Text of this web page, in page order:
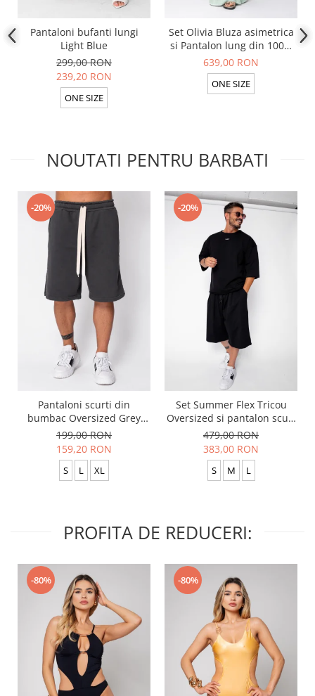
Pantaloni bufanti lungi
Light Blue
299,00 RON
239,20 RON
ONE SIZE
Set Olivia Bluza asimetrica
si Pantalon lung din 100%
in Light Olive
639,00 RON
ONE SIZE
NOUTATI PENTRU BARBATI
-20%
Pantaloni scurti din
bumbac Oversized Grey
Anthracite
199,00 RON
159,20 RON
S L XL
-20%
Set Summer Flex Tricou
Oversized si pantalon scurt
Baggy Black
479,00 RON
383,00 RON
S M L
PROFITA DE REDUCERI:
-80% -80%